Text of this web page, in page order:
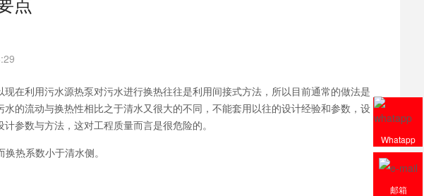
利用污水源热泵对污水进行换热往往是利用间接式方法，所以目前通常的做法是
的流动与换热性相比之于清水又很大的不同，不能套用以往的设计经验和参数，设
参数与方法，这对工程质量而言是很危险的。
热系数小于清水侧。
Whatapp
邮箱